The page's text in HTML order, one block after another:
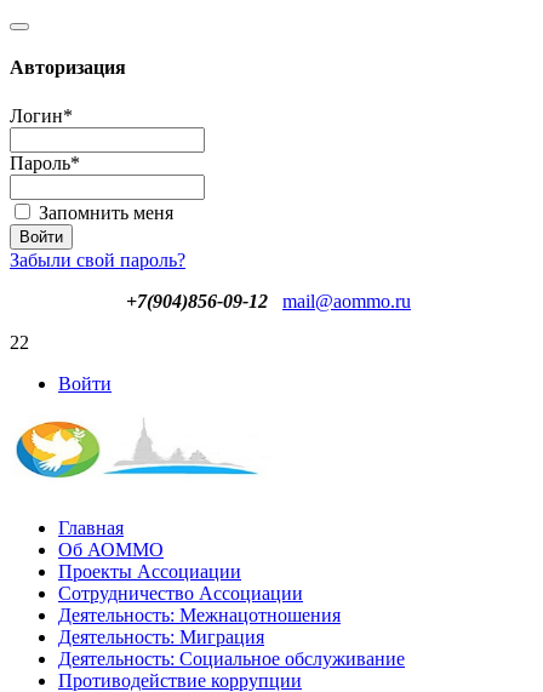
Авторизация
Логин*
Пароль*
Запомнить меня
Забыли свой пароль?
+7(904)856-09-12
mail@aommo.ru
22
Войти
Главная
Об АОММО
Проекты Ассоциации
Сотрудничество Ассоциации
Деятельность: Межнацотношения
Деятельность: Миграция
Деятельность: Социальное обслуживание
Противодействие коррупции